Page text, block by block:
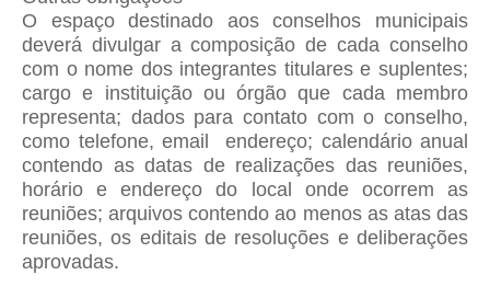
O espaço destinado aos conselhos municipais
deverá divulgar a composição de cada conselho
com o nome dos integrantes titulares e suplentes;
cargo e instituição ou órgão que cada membro
representa; dados para contato com o conselho,
como telefone, email endereço; calendário anual
contendo as datas de realizações das reuniões,
horário e endereço do local onde ocorrem as
reuniões; arquivos contendo ao menos as atas das
reuniões, os editais de resoluções e deliberações
aprovadas.